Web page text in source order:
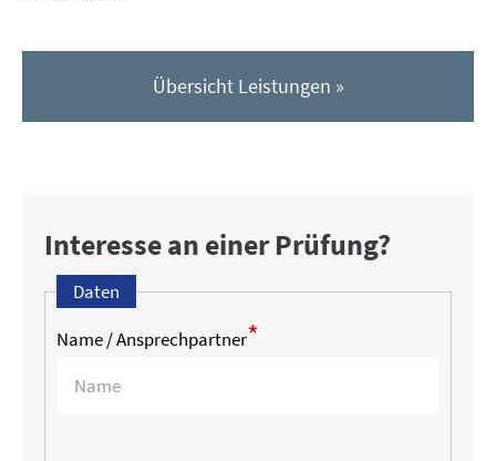
Übersicht Leistungen »
Interesse an einer Prüfung?
Daten
Name / Ansprechpartner*